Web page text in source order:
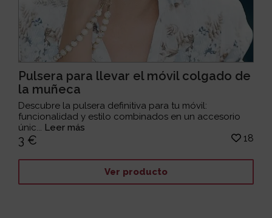
Pulsera para llevar el móvil colgado de
la muñeca
Descubre la pulsera definitiva para tu móvil:
funcionalidad y estilo combinados en un accesorio
únic... Leer más
3 € 18
Ver producto